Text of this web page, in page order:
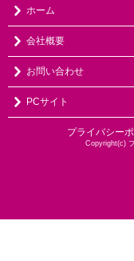
ホーム
会社概要
お問い合わせ
PCサイト
プライバシー
Copyright(c)